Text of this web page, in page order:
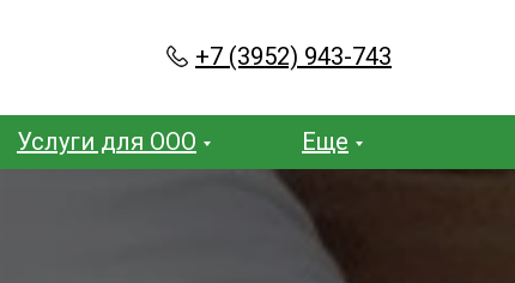
+7 (3952) 943-743
Услуги для ООО Еще